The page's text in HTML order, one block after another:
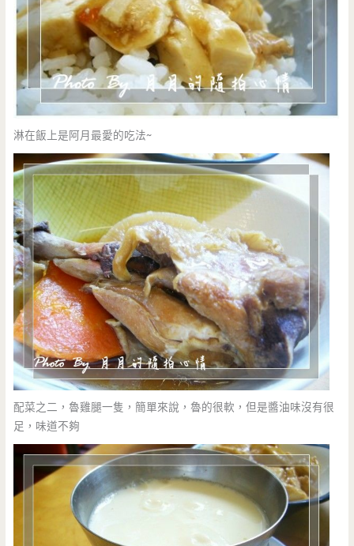
淋在飯上是阿月最愛的吃法~
配菜之二，魯雞腿一隻，簡單來說，魯的很軟，但是醬油味沒有很
足，味道不夠